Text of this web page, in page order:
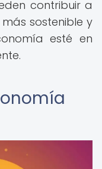
contribuir a
sostenible y
esté en